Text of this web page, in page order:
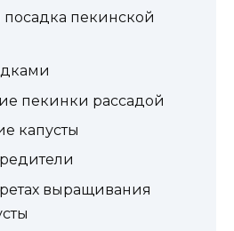
пекинской
пекинки рассадой
капусты
выращивания